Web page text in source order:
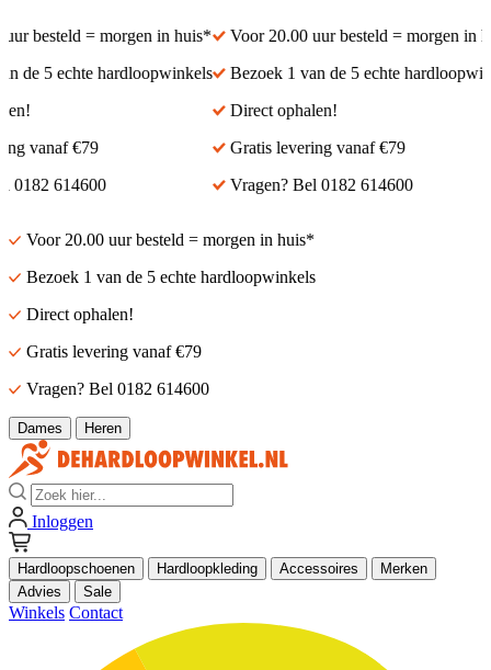
besteld = morgen in huis*
de 5 echte hardloopwinkels
vanaf €79
614600
Voor 20.00 uur besteld = morgen in
Bezoek 1 van de 5 echte
Direct ophalen!
Gratis levering vanaf €79
Vragen? Bel 0182 614600
Voor 20.00 uur besteld = morgen in huis*
Bezoek 1 van de 5 echte hardloopwinkels
Direct ophalen!
Gratis levering vanaf €79
Vragen? Bel 0182 614600
Dames Heren
Zoek
Inloggen
Hardloopschoenen Hardloopkleding Accessoires
Merken
Advies
Sale
Winkels Contact